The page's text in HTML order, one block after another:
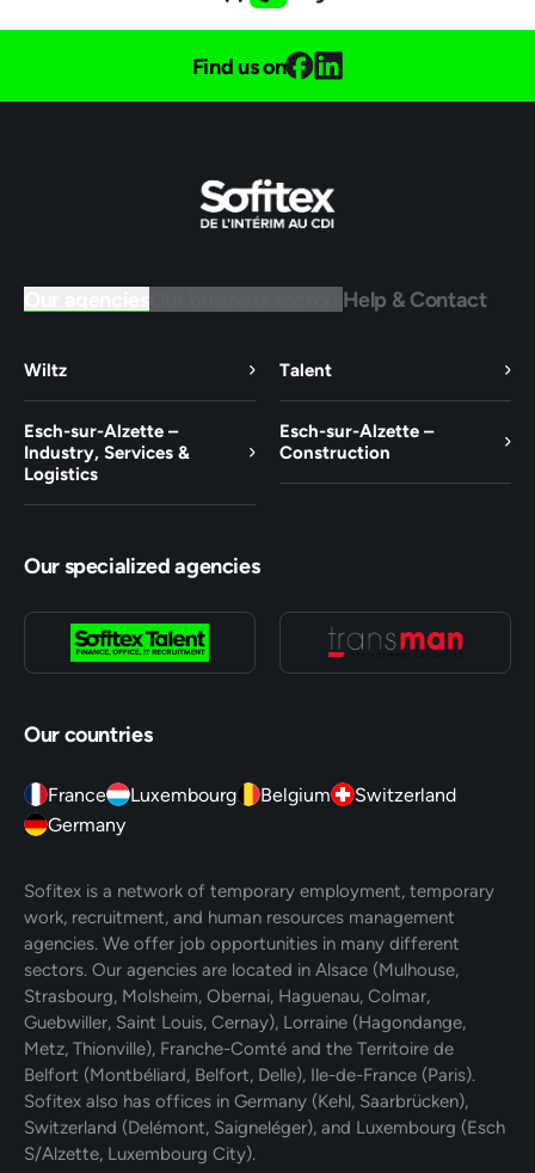
Find us on
Help & Contact
Wiltz Talent
Esch-sur-Alzette –
Industry, Services &
Logistics
Esch-sur-Alzette –
Construction
Our specialized agencies
Our countries
France Luxembourg Belgium
Switzerland
Germany
Sofitex is a network of temporary employment, temporary
work, recruitment, and human resources management
agencies. We offer job opportunities in many different
sectors. Our agencies are located in Alsace (Mulhouse,
Strasbourg, Molsheim, Obernai, Haguenau, Colmar,
Guebwiller, Saint Louis, Cernay), Lorraine (Hagondange,
Metz, Thionville), Franche-Comté and the Territoire de
Belfort (Montbéliard, Belfort, Delle), Ile-de-France (Paris).
Sofitex also has offices in Germany (Kehl, Saarbrücken),
Switzerland (Delémont, Saigneléger), and Luxembourg (Esch
S/Alzette, Luxembourg City).